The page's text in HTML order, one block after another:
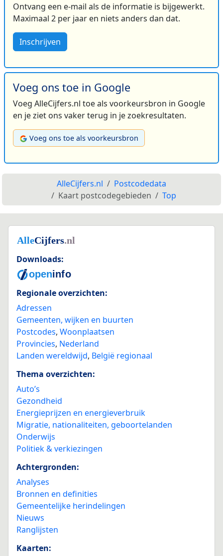
Ontvang een e-mail als de informatie is bijgewerkt.
Maximaal 2 per jaar en niets anders dan dat.
Inschrijven
Voeg ons toe in Google
Voeg AlleCijfers.nl toe als voorkeursbron in Google
en je ziet ons vaker terug in je zoekresultaten.
Voeg ons toe als voorkeursbron
AlleCijfers.nl
Postcodedata
Kaart postcodegebieden
Top
Downloads:
Regionale overzichten:
Adressen
Gemeenten, wijken en buurten
Postcodes, Woonplaatsen
Provincies, Nederland
Landen wereldwijd, België regionaal
Thema overzichten:
Auto’s
Gezondheid
Energieprijzen en energieverbruik
Migratie, nationaliteiten, geboortelanden
Onderwijs
Politiek & verkiezingen
Achtergronden:
Analyses
Bronnen en definities
Gemeentelijke herindelingen
Nieuws
Ranglijsten
Kaarten: